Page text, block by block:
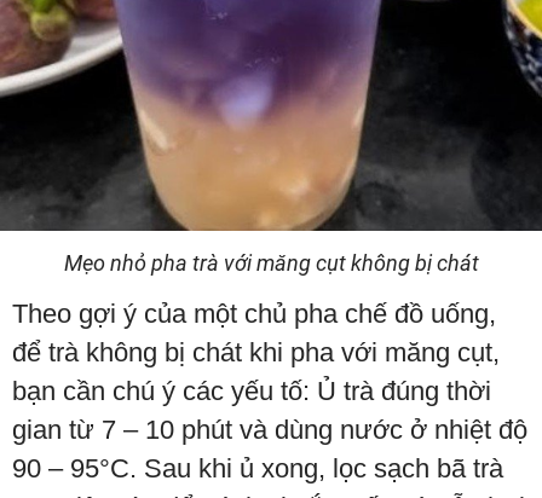
Mẹo nhỏ pha trà với măng cụt không bị chát
Theo gợi ý của một chủ pha chế đồ uống,
để trà không bị chát khi pha với măng cụt,
bạn cần chú ý các yếu tố: Ủ trà đúng thời
gian từ 7 – 10 phút và dùng nước ở nhiệt độ
90 – 95°C. Sau khi ủ xong, lọc sạch bã trà